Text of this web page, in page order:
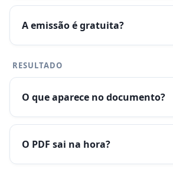
A emissão é gratuita?
RESULTADO
O que aparece no documento?
O PDF sai na hora?